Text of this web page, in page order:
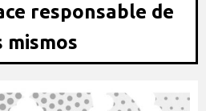
responsable de
mismos